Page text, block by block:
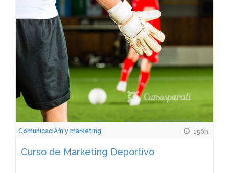
ComunicaciÃ³n y marketing 150h.
Curso de Marketing Deportivo